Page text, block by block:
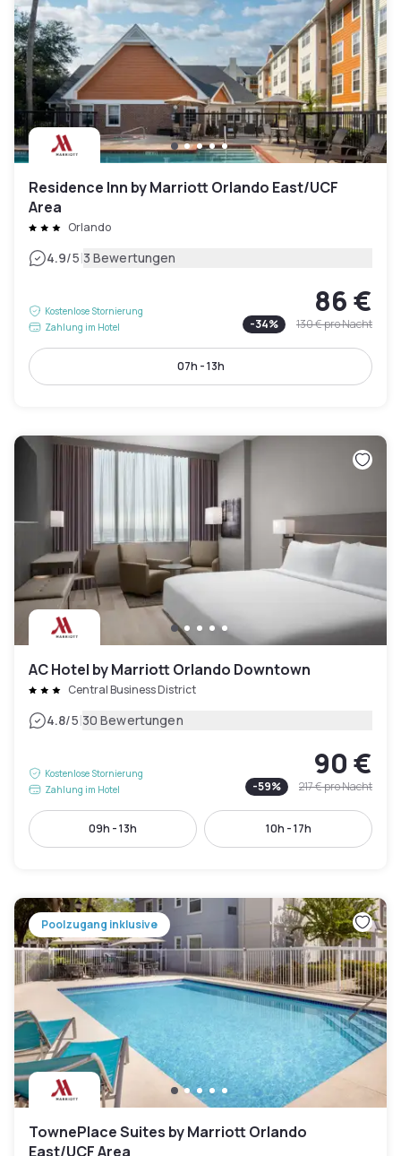
Residence Inn by Marriott Orlando East/UCF
Area
Orlando
4.9/5|3 Bewertungen
Kostenlose Stornierung
Zahlung im Hotel
86 €
-34% 130 €pro Nacht
07h - 13h
AC Hotel by Marriott Orlando Downtown
Central Business District
4.8/5|30 Bewertungen
Kostenlose Stornierung
Zahlung im Hotel
90 €
-59% 217 €pro Nacht
09h - 13h 10h - 17h
Poolzugang inklusive
TownePlace Suites by Marriott Orlando
East/UCF Area